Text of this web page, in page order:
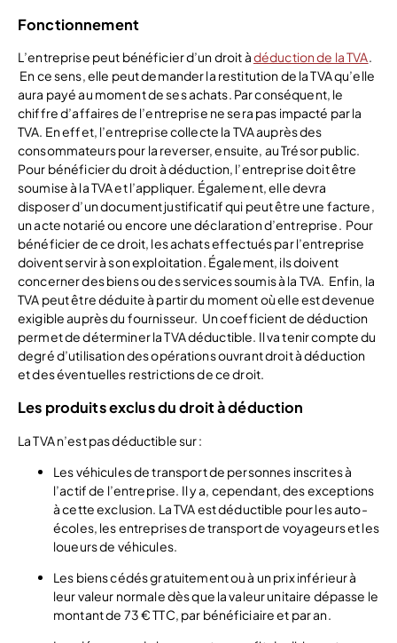
Fonctionnement
L’entreprise peut bénéficier d’un droit àdéduction de la TVA.
En ce sens, elle peut demander la restitution de la TVA qu’elle
aura payé au moment de ses achats. Par conséquent, le
chiffre d’affaires de l’entreprise ne sera pas impacté par la
TVA. En effet, l’entreprise collecte la TVA auprès des
consommateurs pour la reverser, ensuite, au Trésor public.
Pour bénéficier du droit à déduction, l’entreprise doit être
soumise à la TVA et l’appliquer. Également, elle devra
disposer d’un document justificatif qui peut être une facture,
un acte notarié ou encore une déclaration d’entreprise. Pour
bénéficier de ce droit, les achats effectués par l’entreprise
doivent servir à son exploitation. Également, ils doivent
concerner des biens ou des services soumis à la TVA. Enfin, la
TVA peut être déduite à partir du moment où elle est devenue
exigible auprès du fournisseur. Un coefficient de déduction
permet de déterminer la TVA déductible. Il va tenir compte du
degré d’utilisation des opérations ouvrant droit à déduction
et des éventuelles restrictions de ce droit.
Les produits exclus du droit à déduction
La TVA n’est pas déductible sur :
Les véhicules de transport de personnes inscrites à
l’actif de l’entreprise. Il y a, cependant, des exceptions
à cette exclusion. La TVA est déductible pour les auto-
écoles, les entreprises de transport de voyageurs et les
loueurs de véhicules.
Les biens cédés gratuitement ou à un prix inférieur à
leur valeur normale dès que la valeur unitaire dépasse le
montant de 73 € TTC, par bénéficiaire et par an.